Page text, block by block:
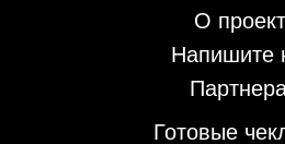
О
Напишите
Готовые